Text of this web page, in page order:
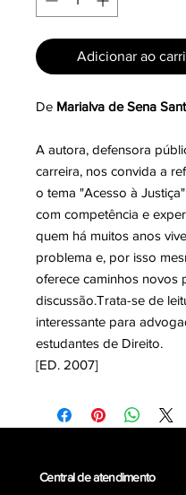
Adicionar ao
De Marialva de Sena
A autora, defensora
carreira, nos convida a
o tema "Acesso à
com competência e
quem há muitos anos
problema e, por isso
oferece caminhos novos
discussão.Trata-se de
interessante para
estudantes de Direito.
[ED. 2007]
Central de atendimento